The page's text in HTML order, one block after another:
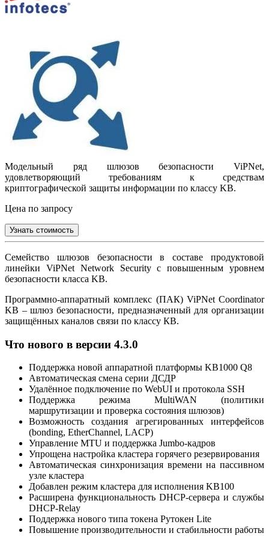
Модельный ряд шлюзов безопасности ViPNet,
удовлетворяющий требованиям к средствам
криптографической защиты информации по классу KB.
Цена по запросу
Узнать стоимость
Семейство шлюзов безопасности в составе продуктовой
линейки ViPNet Network Security с повышенным уровнем
безопасности класса KB.
Программно-аппаратный комплекс (ПАК) ViPNet Coordinator
KB – шлюз безопасности, предназначенный для организации
защищённых каналов связи по классу КВ.
Что нового в версии 4.3.0
Поддержка новой аппаратной платформы KB1000 Q8
Автоматическая смена серии ДСДР
Удалённое подключение по WebUI и протокола SSH
Поддержка режима MultiWAN (политики
маршрутизации и проверка состояния шлюзов)
Возможность создания агрегированных интерфейсов
(bonding, EtherChannel, LACP)
Управление MTU и поддержка Jumbo-кадров
Упрощена настройка кластера горячего резервирования
Автоматическая синхронизация времени на пассивном
узле кластера
Добавлен режим кластера для исполнения KB100
Расширена функциональность DHCP-сервера и службы
DHCP-Relay
Поддержка нового типа токена Рутокен Lite
Повышение производительности и стабильности работы